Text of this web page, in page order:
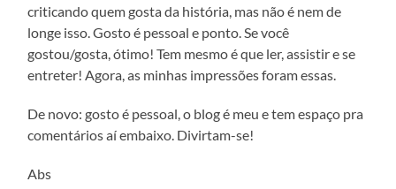
criticando quem gosta da história, mas não é nem de
longe isso. Gosto é pessoal e ponto. Se você
gostou/gosta, ótimo! Tem mesmo é que ler, assistir e se
entreter! Agora, as minhas impressões foram essas.
De novo: gosto é pessoal, o blog é meu e tem espaço pra
comentários aí embaixo. Divirtam-se!
Abs